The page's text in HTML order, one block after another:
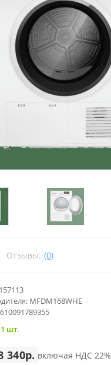
Отзывы: (0)
MFDM168WHE
1 шт.
340р. включая НДС 22%